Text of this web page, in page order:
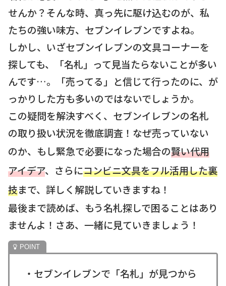
せんか？そんな時、真っ先に駆け込むのが、私
たちの強い味方、セブンイレブンですよね。
しかし、いざセブンイレブンの文具コーナーを
探しても、「名札」って見当たらないことが多い
んです…。「売ってる」と信じて行ったのに、が
っかりした方も多いのではないでしょうか。
この疑問を解決すべく、セブンイレブンの名札
の取り扱い状況を徹底調査！なぜ売っていない
のか、もし緊急で必要になった場合の賢い代用
アイデア、さらにコンビニ文具をフル活用した裏
技まで、詳しく解説していきますね！
最後まで読めば、もう名札探しで困ることはあり
ませんよ！さあ、一緒に見ていきましょう！
・セブンイレブンで「名札」が見つから